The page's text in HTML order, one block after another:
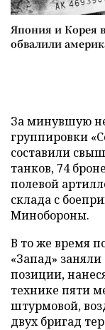
Япония и Корея
обвалили
За минувшую
группировки
составили
танков, 74
полевой
склада с
Минобороны.
В то же время
«Запад»
позиции,
технике пяти
штурмовой,
двух бригад